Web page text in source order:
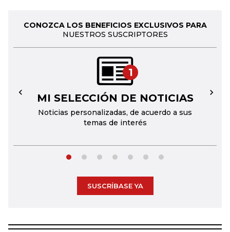
CONOZCA LOS BENEFICIOS EXCLUSIVOS PARA
NUESTROS SUSCRIPTORES
1
MI SELECCIÓN DE NOTICIAS
Noticias personalizadas, de acuerdo a sus
temas de interés
← →
SUSCRÍBASE YA